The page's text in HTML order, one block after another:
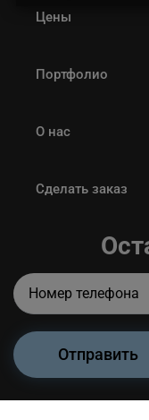
Цены
Портфолио
О нас
Сделать заказ